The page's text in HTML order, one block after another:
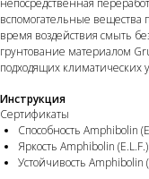
непосредственная
вспомогательные вещества
время воздействия смыть
грунтование материалом
подходящих климатических
Инструкция
Сертификаты
Способность Amphibolin
Яркость Amphibolin (E.L.F.)
Устойчивость